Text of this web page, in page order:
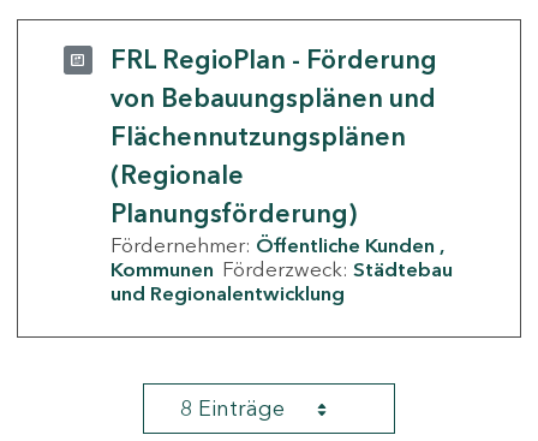
FRL RegioPlan - Förderung
von Bebauungsplänen und
Flächennutzungsplänen
(Regionale
Planungsförderung)
Fördernehmer: Öffentliche Kunden
Kommunen Förderzweck: Städtebau
und Regionalentwicklung
8 Einträge